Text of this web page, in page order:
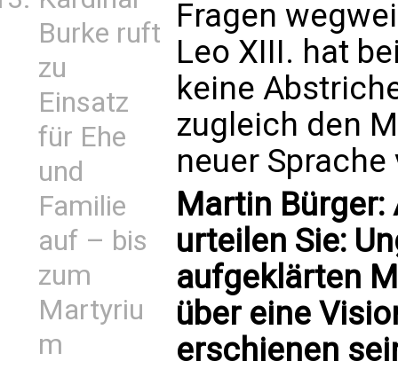
Burke ruft
zu
Einsatz
für Ehe
und
Familie
auf – bis
zum
Martyriu
m
Fragen
Leo XIII. hat
keine
zugleich den
neuer
Martin Bürger:
urteilen Sie:
aufgeklärten
über eine
erschienen